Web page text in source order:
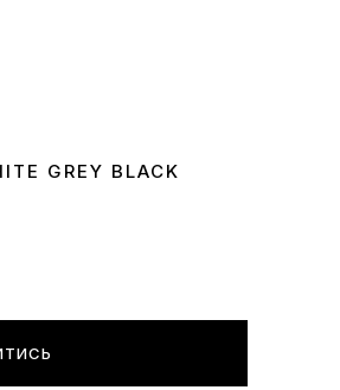
GREY BLACK